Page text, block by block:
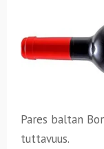
Pares baltan
tuttavuus.